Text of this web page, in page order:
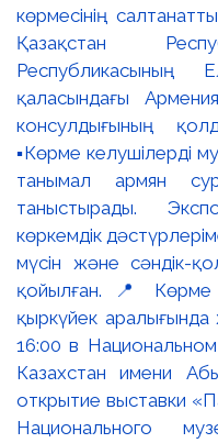
көрмесінің
Қазақстан
Республикасының
қаласындағы
консулдығының
▪️Көрме келушілерді
танымал армян
таныстырады.
көркемдік
мүсін және сәндік-
қойылған. 📍
қыркүйек аралығында
16:00 в
Казахстан имени
открытие выставки
Национального